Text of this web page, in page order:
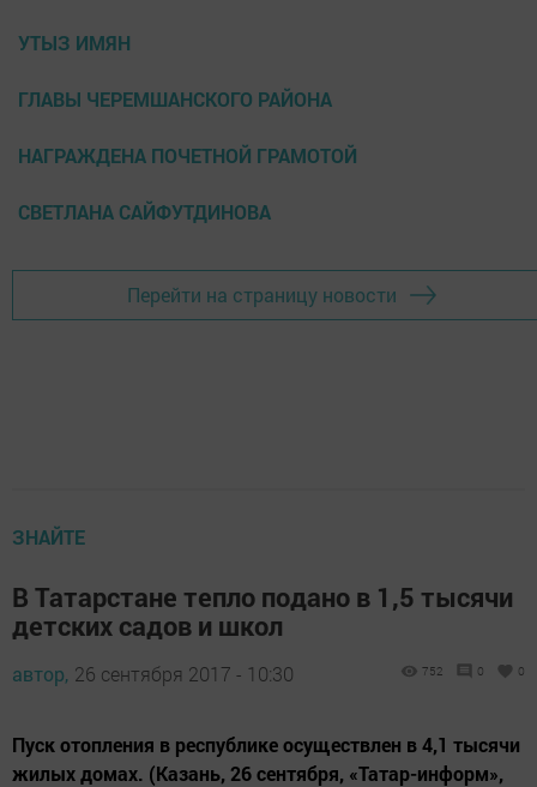
УТЫЗ ИМЯН
ГЛАВЫ ЧЕРЕМШАНСКОГО РАЙОНА
НАГРАЖДЕНА ПОЧЕТНОЙ ГРАМОТОЙ
СВЕТЛАНА САЙФУТДИНОВА
Перейти на страницу новости
ЗНАЙТЕ
В Татарстане тепло подано в 1,5 тысячи
детских садов и школ
автор, 26 сентября 2017 - 10:30 752 0 0
Пуск отопления в республике осуществлен в 4,1 тысячи
жилых домах. (Казань, 26 сентября, «Татар-информ»,